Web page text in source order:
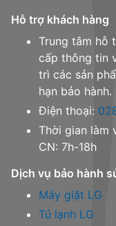
Hỗ trợ khách hàng
Trung tâm hỗ
cấp thông tin
trì các sản
hạn bảo hành.
Điện thoại:
Thời gian làm
CN: 7h-18h
Dịch vụ bảo hành
Máy giặt LG
Tủ lạnh LG